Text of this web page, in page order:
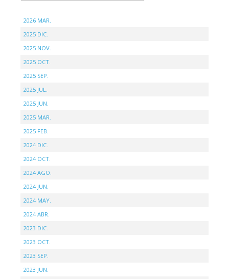
2026 MAR.
2025 DIC.
2025 NOV.
2025 OCT.
2025 SEP.
2025 JUL.
2025 JUN.
2025 MAR.
2025 FEB.
2024 DIC.
2024 OCT.
2024 AGO.
2024 JUN.
2024 MAY.
2024 ABR.
2023 DIC.
2023 OCT.
2023 SEP.
2023 JUN.